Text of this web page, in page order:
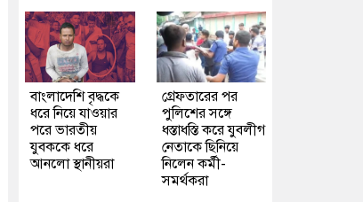
বাংলাদেশি বৃদ্ধকে
ধরে নিয়ে যাওয়ার
পরে ভারতীয়
যুবককে ধরে
আনলো স্থানীয়রা
গ্রেফতারের পর
পুলিশের সঙ্গে
ধস্তাধস্তি করে যুবলীগ
নেতাকে ছিনিয়ে
নিলেন কর্মী-
সমর্থকরা